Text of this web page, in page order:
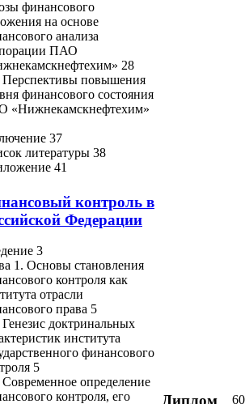
финансового
на основе
анализа
ПАО
28
Перспективы повышения
финансового состояния
«Нижнекамскнефтехим»
37
литературы 38
41
контроль в
Федерации
3
1. Основы становления
контроля как
отрасли
права 5
Генезис доктринальных
института
финансового
5
Современное определение
контроля, его
Диплом 60